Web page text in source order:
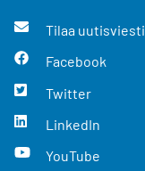
Tilaa uutisviesti
Facebook
Twitter
LinkedIn
YouTube